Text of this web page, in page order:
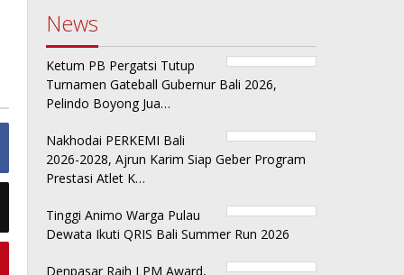
News
Ketum PB Pergatsi Tutup
Turnamen Gateball Gubernur Bali 2026,
Pelindo Boyong Jua…
Nakhodai PERKEMI Bali
2026-2028, Ajrun Karim Siap Geber Program
Prestasi Atlet K…
Tinggi Animo Warga Pulau
Dewata Ikuti QRIS Bali Summer Run 2026
Denpasar Raih LPM Award,